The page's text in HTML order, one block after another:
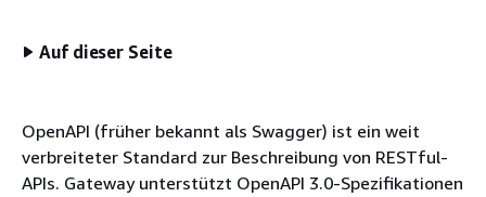
Auf dieser Seite
OpenAPI (früher bekannt als Swagger) ist ein weit
verbreiteter Standard zur Beschreibung von RESTful-
APIs. Gateway unterstützt OpenAPI 3.0-Spezifikationen